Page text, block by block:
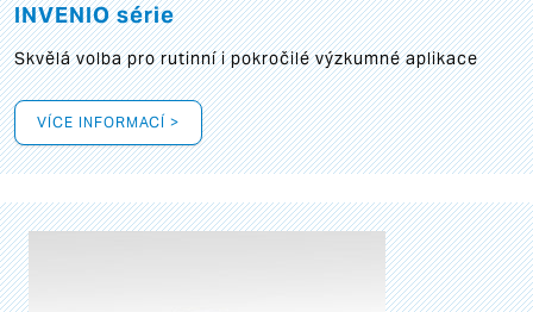
INVENIO série
Skvělá volba pro rutinní i pokročilé výzkumné aplikace
VÍCE INFORMACÍ >